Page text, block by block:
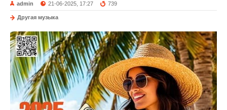
admin 21-06-2025, 17:27 739
Другая музыка